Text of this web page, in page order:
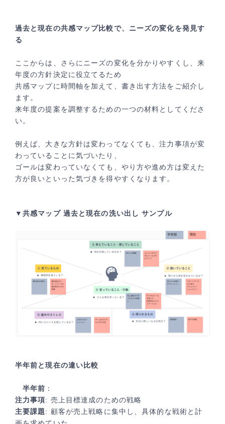
過去と現在の共感マップ比較で、ニーズの変化を発見す
る
ここからは、さらにニーズの変化を分かりやすくし、来
年度の方針決定に役立てるため
共感マップに時間軸を加えて、書き出す方法をご紹介し
ます。
来年度の提案を調整するための一つの材料としてくださ
い。
例えば、大きな方針は変わってなくても、注力事項が変
わっていることに気づいたり、
ゴールは変わっていなくても、やり方や進め方は変えた
方が良いといった気づきを得やすくなります。
▼共感マップ 過去と現在の洗い出し サンプル
半年前と現在の違い比較
半年前 ：
注力事項: 売上目標達成のための戦略
主要課題: 顧客が売上戦略に集中し、具体的な戦術と計